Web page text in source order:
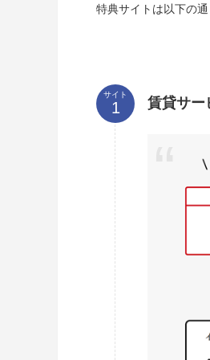
特典サイトは以下の通
サイト
賃貸サー